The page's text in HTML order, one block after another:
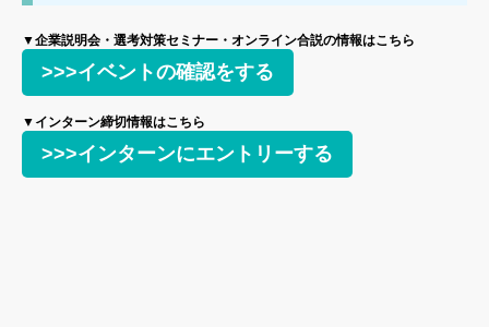
▼企業説明会・選考対策セミナー・オンライン合説の情報はこちら
>>>イベントの確認をする
▼インターン締切情報はこちら
>>>インターンにエントリーする